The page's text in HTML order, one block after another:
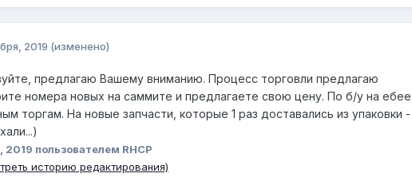
2019 (изменено)
предлагаю Вашему вниманию. Процесс торговли предлагаю
номера новых на саммите и предлагаете свою цену. По б/у на ебее
торгам. На новые запчасти, которые 1 раз доставались из упаковки
2019 пользователем RHCP
историю редактирования)